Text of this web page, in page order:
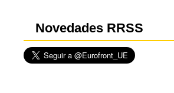
Novedades RRSS